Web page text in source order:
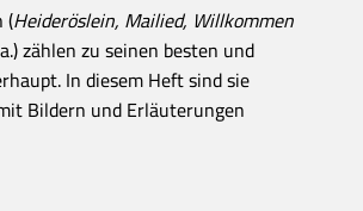
(Heideröslein, Mailied, Willkommen
zählen zu seinen besten und
In diesem Heft sind sie
Bildern und Erläuterungen